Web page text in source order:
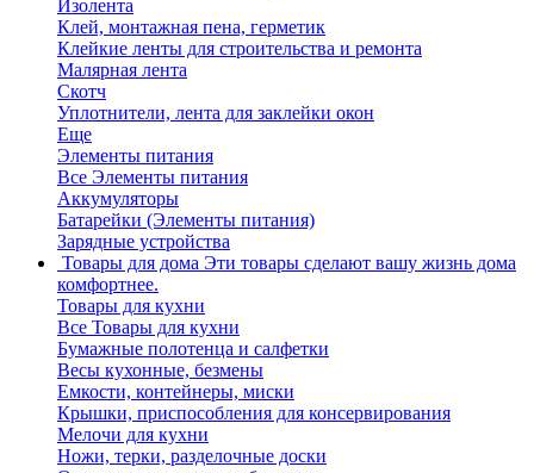
Изолента
Клей, монтажная пена, герметик
Клейкие ленты для строительства и ремонта
Малярная лента
Скотч
Уплотнители, лента для заклейки окон
Еще
Элементы питания
Все Элементы питания
Аккумуляторы
Батарейки (Элементы питания)
Зарядные устройства
Товары для дома Эти товары сделают вашу жизнь дома
комфортнее.
Товары для кухни
Все Товары для кухни
Бумажные полотенца и салфетки
Весы кухонные, безмены
Емкости, контейнеры, миски
Крышки, приспособления для консервирования
Мелочи для кухни
Ножи, терки, разделочные доски